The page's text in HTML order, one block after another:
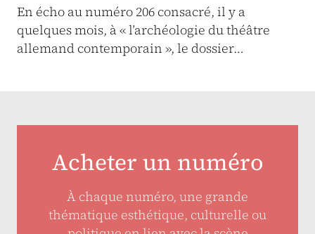
En écho au numéro 206 consacré, il y a
quelques mois, à « l’archéologie du théâtre
allemand contemporain », le dossier…
Acheter un numéro
À chaque numéro, une grande
thématique esthétique, culturelle ou